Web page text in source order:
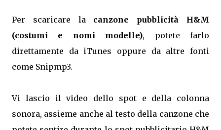
Per scaricare la canzone pubblicità H&M
(costumi e nomi modelle), potete farlo
direttamente da iTunes oppure da altre fonti
come Snipmp3.
Vi lascio il video dello spot e della colonna
sonora, assieme anche al testo della canzone che